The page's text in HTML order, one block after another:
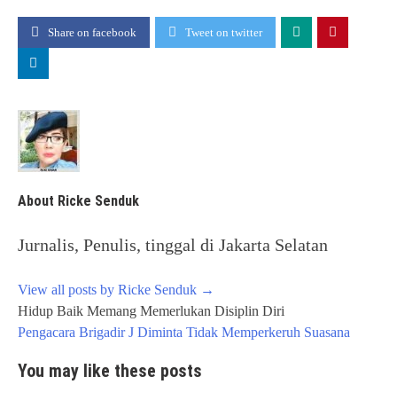
Share on facebook Tweet on twitter
About Ricke Senduk
Jurnalis, Penulis, tinggal di Jakarta Selatan
View all posts by Ricke Senduk →
Post
navigation
Hidup Baik Memang Memerlukan Disiplin Diri
Pengacara Brigadir J Diminta Tidak Memperkeruh Suasana
You may like these posts